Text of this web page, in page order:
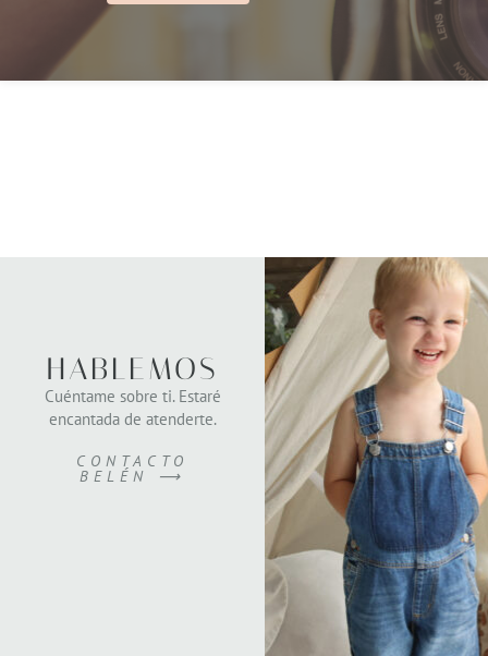
HABLEMOS
Cuéntame sobre ti. Estaré
encantada de atenderte.
CONTACTO
BELÉN ⟶